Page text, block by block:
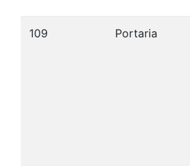
109 Portaria